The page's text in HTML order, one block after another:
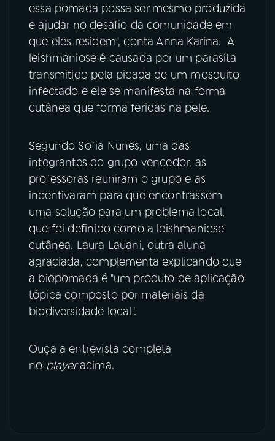
essa pomada possa ser mesmo produzida
e ajudar no desafio da comunidade em
que eles residem", conta Anna Karina. A
leishmaniose é causada por um parasita
transmitido pela picada de um mosquito
infectado e ele se manifesta na forma
cutânea que forma feridas na pele.
Segundo Sofia Nunes, uma das
integrantes do grupo vencedor, as
professoras reuniram o grupo e as
incentivaram para que encontrassem
uma solução para um problema local,
que foi definido como a leishmaniose
cutânea. Laura Lauani, outra aluna
agraciada, complementa explicando que
a biopomada é "um produto de aplicação
tópica composto por materiais da
biodiversidade local".
Ouça a entrevista completa
no playeracima.